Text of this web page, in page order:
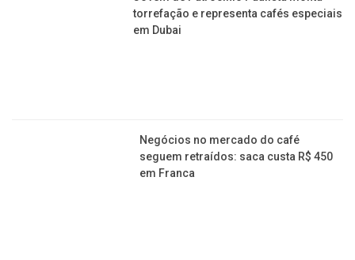
torrefação e representa cafés especiais
em Dubai
Negócios no mercado do café
seguem retraídos: saca custa R$ 450
em Franca